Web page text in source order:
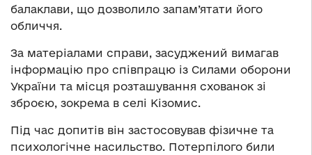
балаклави, що дозволило запам’ятати його
обличчя.
За матеріалами справи, засуджений вимагав
інформацію про співпрацю із Силами оборони
України та місця розташування схованок зі
зброєю, зокрема в селі Кізомис.
Під час допитів він застосовував фізичне та
психологічне насильство. Потерпілого били